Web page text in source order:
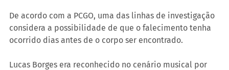
De acordo com a PCGO, uma das linhas de investigação
considera a possibilidade de que o falecimento tenha
ocorrido dias antes de o corpo ser encontrado.
Lucas Borges era reconhecido no cenário musical por